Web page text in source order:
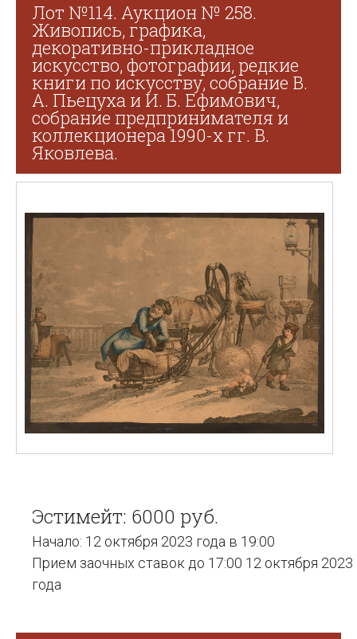
Лот №114. Аукцион № 258.
Живопись, графика,
декоративно-прикладное
искусство, фотографии, редкие
книги по искусству, собрание В.
А. Пьецуха и И. Б. Ефимович,
собрание предпринимателя и
коллекционера 1990-х гг. В.
Яковлева.
Эстимейт: 6000 руб.
Начало: 12 октября 2023 года в 19:00
Прием заочных ставок до 17:00 12 октября 2023
года